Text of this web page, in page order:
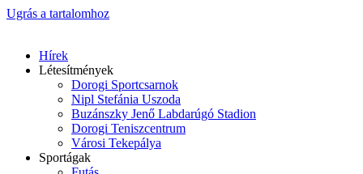
Ugrás a tartalomhoz
Hírek
Létesítmények
Dorogi Sportcsarnok
Nipl Stefánia Uszoda
Buzánszky Jenő Labdarúgó Stadion
Dorogi Teniszcentrum
Városi Tekepálya
Sportágak